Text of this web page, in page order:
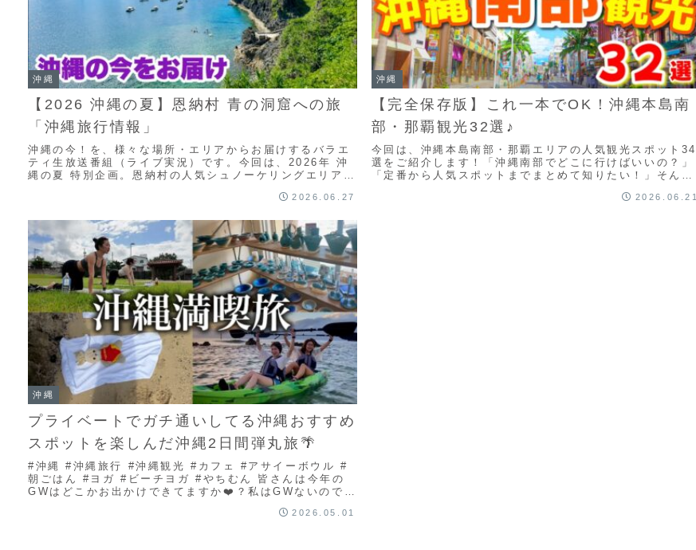
沖縄
【2026 沖縄の夏】恩納村 青の洞窟への旅
「沖縄旅行情報」
沖縄の今！を、様々な場所・エリアからお届けするバラエ
ティ生放送番組（ライブ実況）です。今回は、2026年 沖
縄の夏 特別企画。恩納村の人気シュノーケリングエリア：
2026.06.27
沖縄
【完全保存版】これ一本でOK！沖縄本島南
部・那覇観光32選♪
今回は、沖縄本島南部・那覇エリアの人気観光スポット34
選をご紹介します！「沖縄南部でどこに行けばいいの？」
「定番から人気スポットまでまとめて知りたい！」そんな
2026.06.21
沖縄
プライベートでガチ通いしてる沖縄おすすめ
スポットを楽しんだ沖縄2日間弾丸旅🌴
#沖縄 #沖縄旅行 #沖縄観光 #カフェ #アサイーボウル #
朝ごはん #ヨガ #ビーチヨガ #やちむん 皆さんは今年の
GWはどこかお出かけできてますか❤️？私はGWないので去
2026.05.01